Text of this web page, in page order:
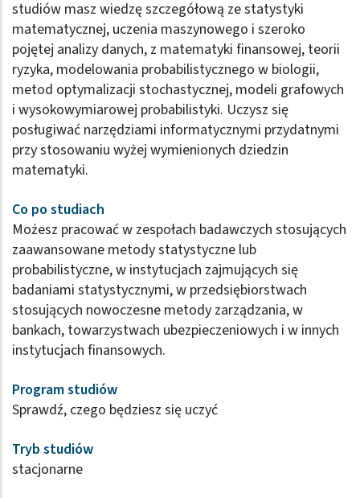
studiów masz wiedzę szczegółową ze statystyki
matematycznej, uczenia maszynowego i szeroko
pojętej analizy danych, z matematyki finansowej, teorii
ryzyka, modelowania probabilistycznego w biologii,
metod optymalizacji stochastycznej, modeli grafowych
i wysokowymiarowej probabilistyki. Uczysz się
posługiwać narzędziami informatycznymi przydatnymi
przy stosowaniu wyżej wymienionych dziedzin
matematyki.
Co po studiach
Możesz pracować w zespołach badawczych stosujących
zaawansowane metody statystyczne lub
probabilistyczne, w instytucjach zajmujących się
badaniami statystycznymi, w przedsiębiorstwach
stosujących nowoczesne metody zarządzania, w
bankach, towarzystwach ubezpieczeniowych i w innych
instytucjach finansowych.
Program studiów
Sprawdź, czego będziesz się uczyć
Tryb studiów
stacjonarne